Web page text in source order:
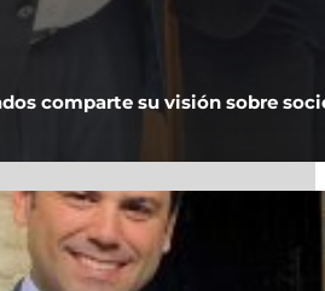
comparte su visión sobre